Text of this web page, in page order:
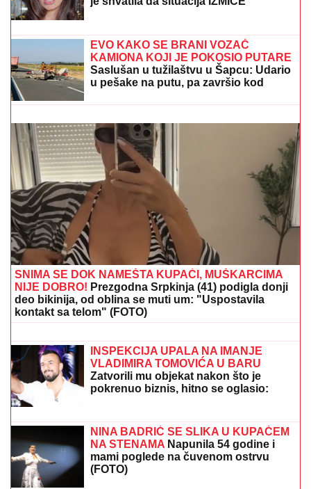
ništa!"
KONCERT"Meni to mnogo znači", čim
je shvatila da situacija IZMIČE
KONTROLI morala da reaguje
PLANIRAO UBISTVO, POMAGALA MU MAJKA?
Optužnica protiv Koste M. (20) i Olgice M. (50) iz
Beograda
EVO KAKO SE BRANI VOZAČ
KAMIONA KOJI JE POKOSIO PUTARE
Saslušan u tužilaštvu u Šapcu: Udario
u pešake na putu, pa završio kod
metalne ograde
AJKULE OPKOLILE ANĐELU I
GASTOZAPokazali kako se provode
na Maldivima nakon POMIRENJA i
pred njen ulazak u "Elitu 10" -
komentari samo pljušte (VIDEO)